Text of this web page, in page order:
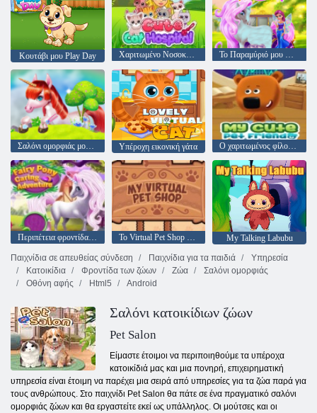
Κουτάβι μου Play Day Χαριτωμένο Νοσοκομείο Cat Το Παραμύριό μου Μονόκερος
Σαλόνι ομορφιάς μονόκερου Υπέροχη εικονική γάτα Ο χαριτωμένος φίλος μου για κατοικίδια
Περιπέτεια φροντίδας Fairy Pony Το Virtual Pet Shop μου
My Talking Labubu
Παιχνίδια σε απευθείας σύνδεση
Παιχνίδια για τα παιδιά
Υπηρεσία
Κατοικίδια
Φροντίδα των ζώων Ζώα
Σαλόνι ομορφιάς
Οθόνη αφής
Html5 Android
Σαλόνι κατοικίδιων ζώων
Pet Salon
Είμαστε έτοιμοι να περιποιηθούμε τα υπέροχα
κατοικίδιά μας και μια πονηρή, επιχειρηματική
υπηρεσία είναι έτοιμη να παρέχει μια σειρά από υπηρεσίες για τα ζώα παρά για
τους ανθρώπους. Στο παιχνίδι Pet Salon θα πάτε σε ένα πραγματικό σαλόνι
ομορφιάς ζώων και θα εργαστείτε εκεί ως υπάλληλος. Οι μούτσες και οι